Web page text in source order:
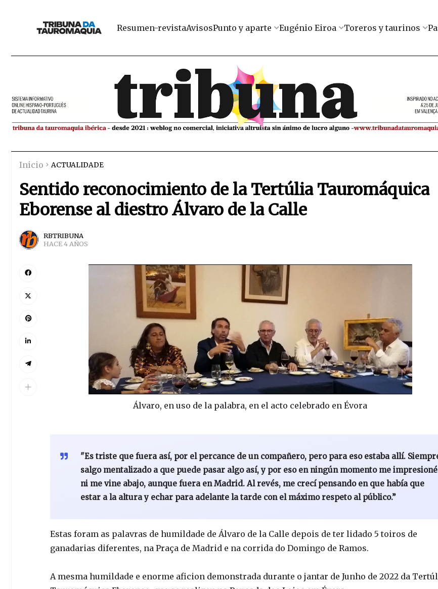
Resumen-revistaAvisosPunto y aparte Eugénio Eiroa Toreros y taurinos
Inicio ACTUALIDADE
Sentido reconocimiento de la Tertúlia Tauromáquica
Eborense al diestro Álvaro de la Calle
RBTRIBUNA
HACE 4 AÑOS
Álvaro, en uso de la palabra, en el acto celebrado en Évora
"Es triste que fuera así, por el percance de un compañero, pero para eso estaba allí.
salgo mentalizado a que puede pasar algo así, y por eso en ningún momento me impresioné
ni me vine abajo, aunque fuera en Madrid. Al revés, me crecí pensando en que había que
estar a la altura y echar para adelante la tarde con el máximo respeto al público.”
Estas foram as palavras de humildade de Álvaro de la Calle depois de ter lidado 5 toiros de
ganadarias diferentes, na Praça de Madrid e na corrida do Domingo de Ramos.
A mesma humildade e enorme aficion demonstrada durante o jantar de Junho de 2022 da